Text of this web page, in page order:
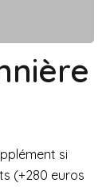
si
(+280 euros